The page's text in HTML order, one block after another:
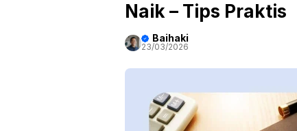
Naik – Tips Praktis
Baihaki
23/03/2026